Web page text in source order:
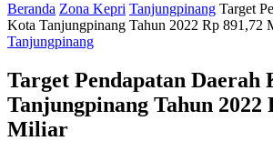
Beranda Zona Kepri Tanjungpinang Target
Kota Tanjungpinang Tahun 2022 Rp 891,72
Tanjungpinang
Target Pendapatan Daerah
Tanjungpinang Tahun 2022
Miliar